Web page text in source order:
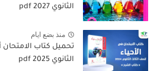
الثانوي pdf 2027
منذ بضع ايام
تحميل كتاب
الثانوي 2025 pdf